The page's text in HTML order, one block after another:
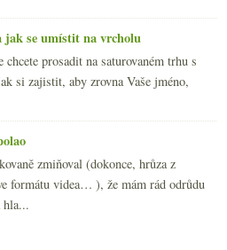
jak se umístit na vrcholu
chcete prosadit na saturovaném trhu s
si zajistit, aby zrovna Vaše jméno,
zmiňoval (dokonce, hrůza z
formátu videa… ), že mám rád odrůdu
hla...